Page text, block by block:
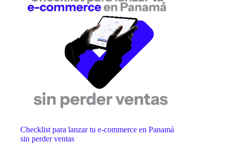
Checklist para lanzar tu e-commerce en Panamá
sin perder ventas